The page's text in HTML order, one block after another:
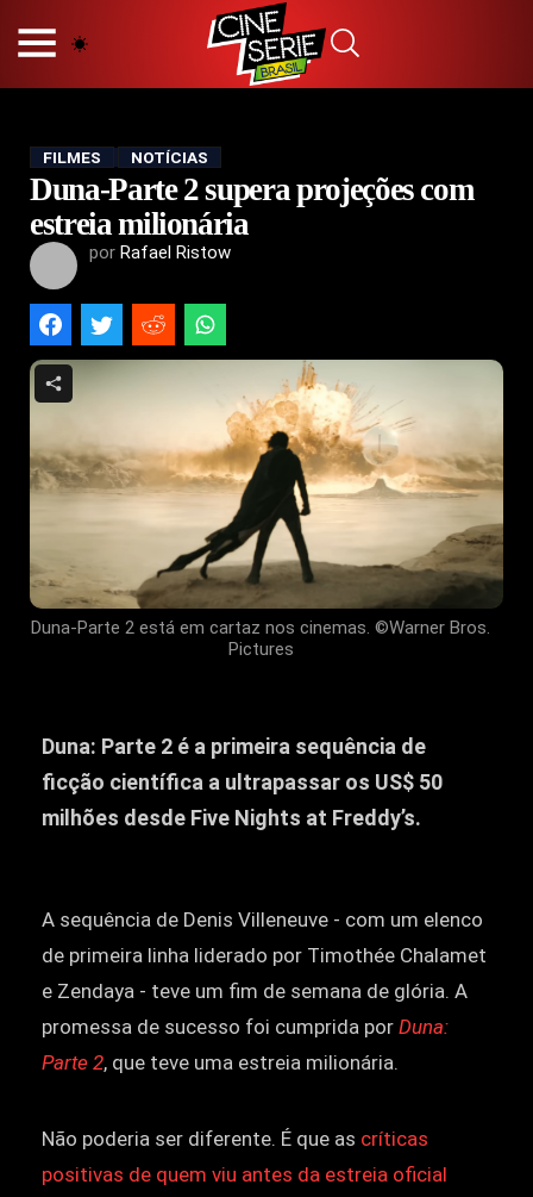
POLÍTICA DE PRIVACIDADE
TERMOS E CONDIÇÕES
CONTATO
Hot
Popular
Tendência
Séries
Novelas
FILMES NOTÍCIAS
Duna-Parte 2 supera projeções com
estreia milionária
por Rafael Ristow
Duna-Parte 2 está em cartaz nos cinemas. ©Warner Bros.
Pictures
Duna: Parte 2 é a primeira sequência de
ficção científica a ultrapassar os US$ 50
milhões desde Five Nights at Freddy’s.
A sequência de Denis Villeneuve - com um elenco
de primeira linha liderado por Timothée Chalamet
e Zendaya - teve um fim de semana de glória. A
promessa de sucesso foi cumprida por Duna:
Parte 2, que teve uma estreia milionária.
Não poderia ser diferente. É que as críticas
positivas de quem viu antes da estreia oficial